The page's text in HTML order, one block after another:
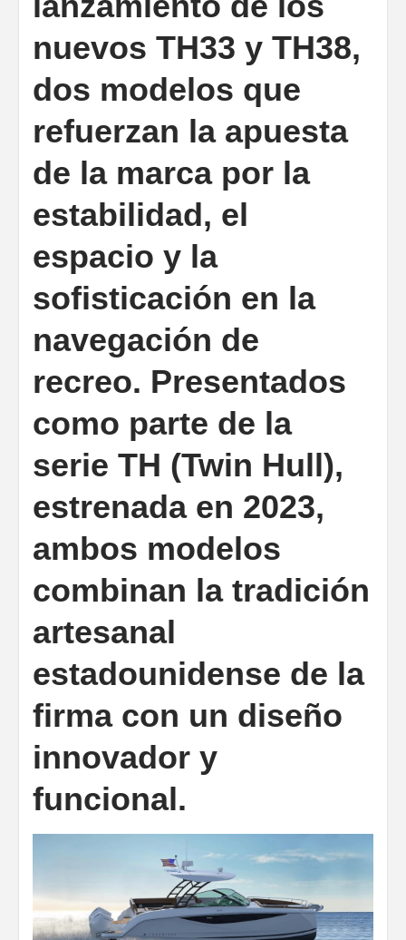
nuevos TH33 y TH38,
dos modelos que
refuerzan la apuesta
de la marca por la
estabilidad, el
espacio y la
sofisticación en la
navegación de
recreo. Presentados
como parte de la
serie TH (Twin Hull),
estrenada en 2023,
ambos modelos
combinan la tradición
artesanal
estadounidense de la
firma con un diseño
innovador y
funcional.